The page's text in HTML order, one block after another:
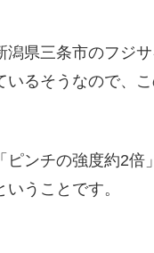
潟県三条市のフジ
いるそうなので、
ピンチの強度約2
うことです。